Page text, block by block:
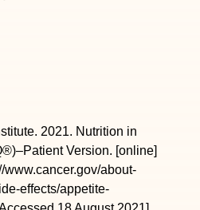
2021. Nutrition in
Version. [online]
www.cancer.gov/about-
effects/appetite-